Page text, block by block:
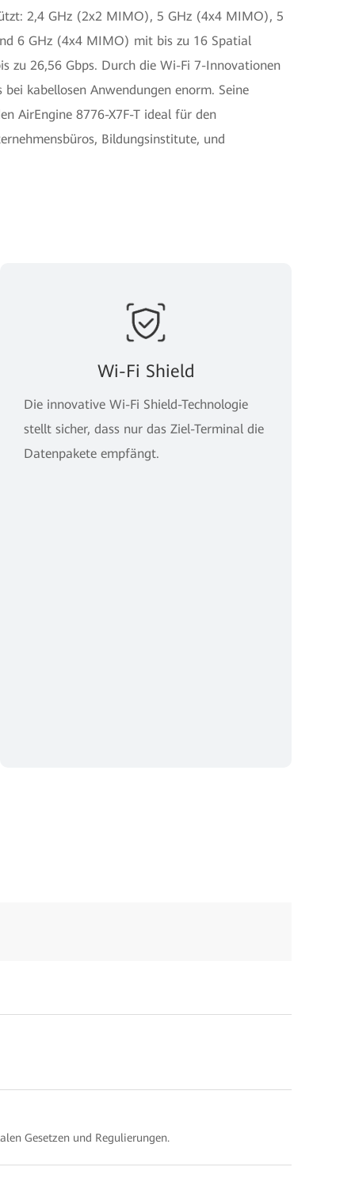
2,4 GHz (2x2 MIMO), 5 GHz (4x4 MIMO), 5
6 GHz (4x4 MIMO) mit bis zu 16 Spatial
zu 26,56 Gbps. Durch die Wi-Fi 7-Innovationen
kabellosen Anwendungen enorm. Seine
AirEngine 8776-X7F-T ideal für den
Bildungsinstitute, und
Wi-Fi Shield
Die innovative Wi-Fi Shield-Technologie
stellt sicher, dass nur das Ziel-Terminal die
Datenpakete empfängt.
Gesetzen und Regulierungen.